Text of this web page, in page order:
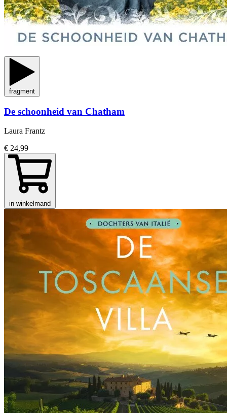
fragment
De schoonheid van Chatham
Laura Frantz
€ 24,99
in winkelmand